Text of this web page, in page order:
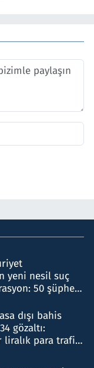
yeni nesil suç
50 şüpheli
dışı bahis
gözaltı:
liralık para trafiği